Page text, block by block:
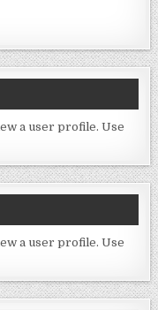
a user profile. Use
a user profile. Use